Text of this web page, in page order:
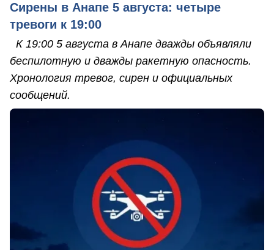
Сирены в Анапе 5 августа: четыре
тревоги к 19:00
К 19:00 5 августа в Анапе дважды объявляли
беспилотную и дважды ракетную опасность.
Хронология тревог, сирен и официальных
сообщений.